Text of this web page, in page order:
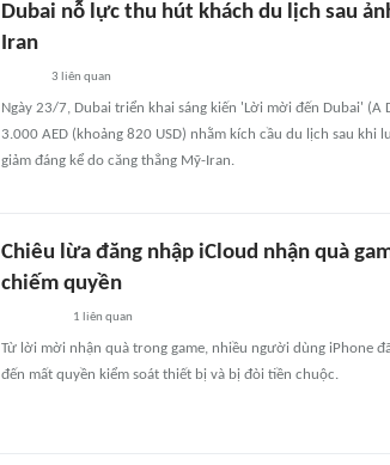
Dubai nỗ lực thu hút khách du lịch sau
Iran
3 liên quan
Ngày 23/7, Dubai triển khai sáng kiến 'Lời mời đến Dubai'
3.000 AED (khoảng 820 USD) nhằm kích cầu du lịch sau khi
giảm đáng kể do căng thẳng Mỹ-Iran.
Chiêu lừa đăng nhập iCloud nhận quà
chiếm quyền
1 liên quan
Từ lời mời nhận quà trong game, nhiều người dùng iPhone
đến mất quyền kiểm soát thiết bị và bị đòi tiền chuộc.